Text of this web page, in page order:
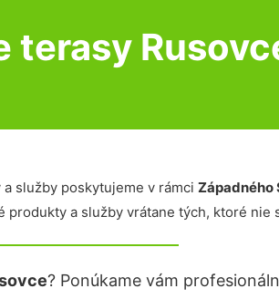
terasy
služby poskytujeme v rámci Západného
produkty a služby vrátane tých, ktoré nie
? Ponúkame vám